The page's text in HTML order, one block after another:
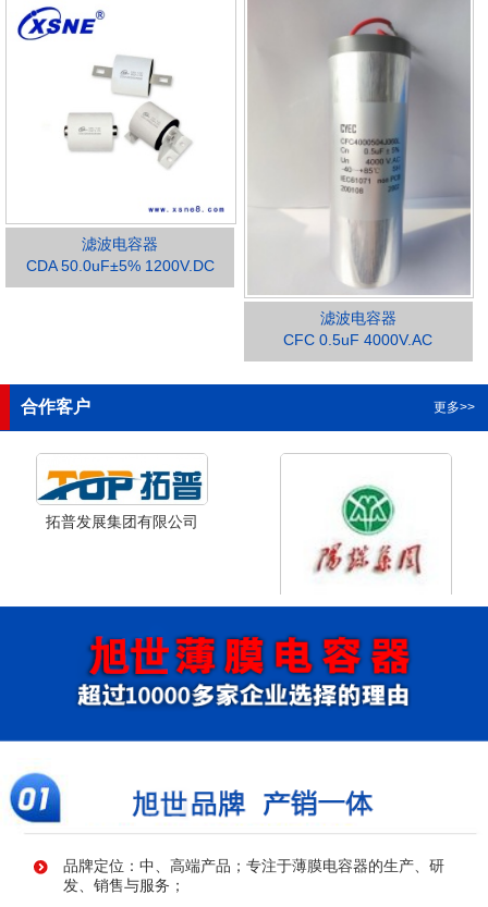
滤波电容器
CDA 50.0uF±5% 1200V.DC
滤波电容器
CFC 0.5uF 4000V.AC
合作客户 更多>>
拓普发展集团有限公司
山西省阳泉市阳泉煤业集团
品牌定位：中、高端产品；专注于薄膜电容器的生产、研
发、销售与服务；